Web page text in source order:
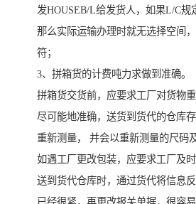
发HOUSEB/L给发货人，如果L/C规
那么实际运输办理时就无选择空间
符；
3、拼箱货的计费吨力求做到准确。
拼箱货交货前，应要求工厂对货物
尽可能地准确，送货到货代的仓库
重新测量， 并会以重新测量的尺码
如遇工厂更改包装，应要求工厂及
送到货代仓库时，通过货代将信息